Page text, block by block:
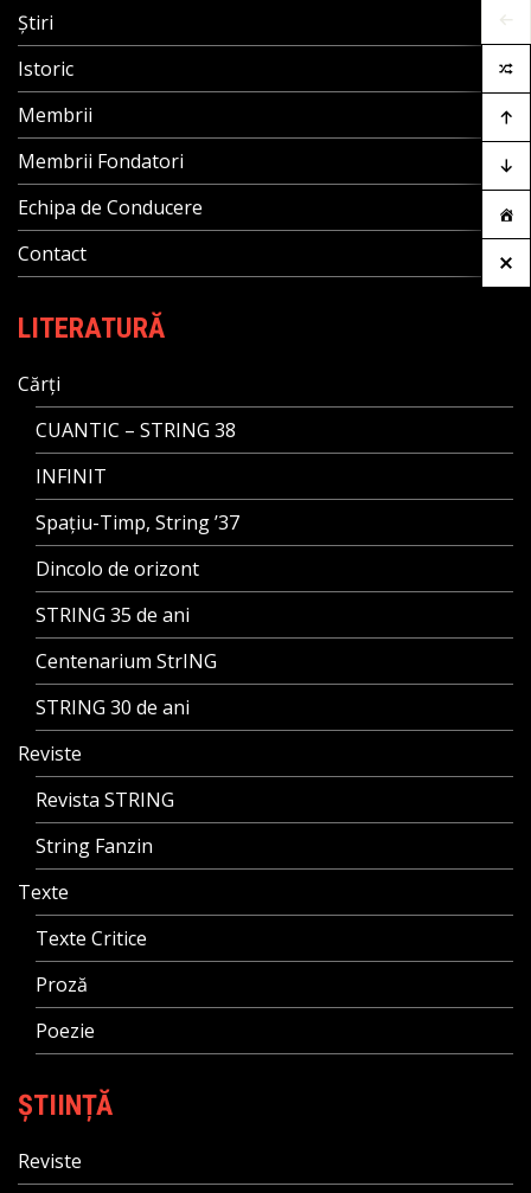
Știri
Istoric
Membrii
Membrii Fondatori
Echipa de Conducere
Contact
LITERATURĂ
Cărți
CUANTIC – STRING 38
INFINIT
Spațiu-Timp, String ’37
Dincolo de orizont
STRING 35 de ani
Centenarium StrING
STRING 30 de ani
Reviste
Revista STRING
String Fanzin
Texte
Texte Critice
Proză
Poezie
ȘTIINȚĂ
Reviste